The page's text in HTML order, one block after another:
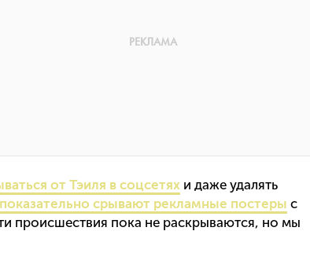
от Тэиля в соцсетях и даже удалять
срывают рекламные постеры с
происшествия пока не раскрываются, но мы